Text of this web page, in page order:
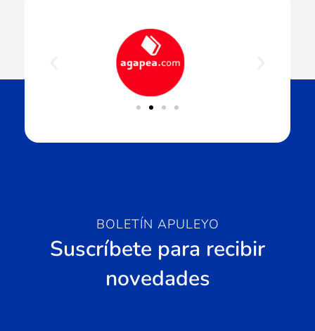
BOLETÍN APULEYO
Suscríbete para recibir
novedades